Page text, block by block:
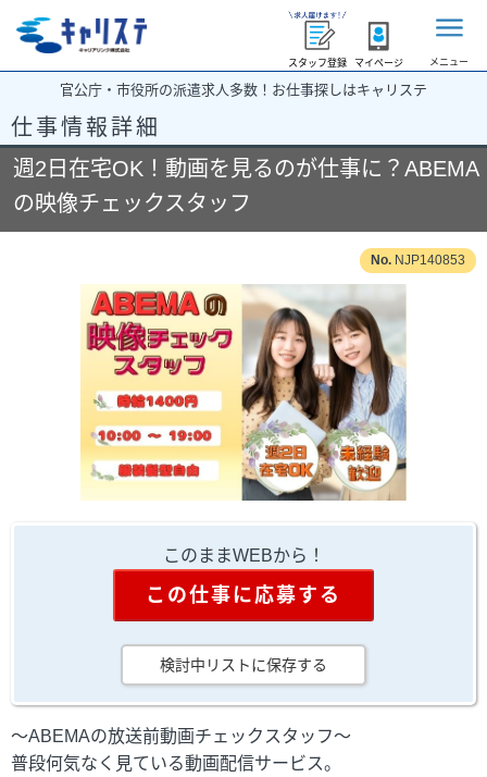
スタッフ登録 マイページ メニュー
官公庁・市役所の派遣求人多数！お仕事探しはキャリステ
仕事情報詳細
週2日在宅OK！動画を見るのが仕事に？ABEMA
の映像チェックスタッフ
NJP140853
このままWEBから！
この仕事に応募する
検討中リストに保存する
～ABEMAの放送前動画チェックスタッフ～
普段何気なく見ている動画配信サービス。